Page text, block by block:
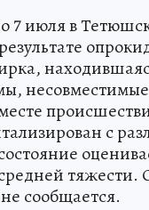
7 июля в
с
тяжести.
сообщается.